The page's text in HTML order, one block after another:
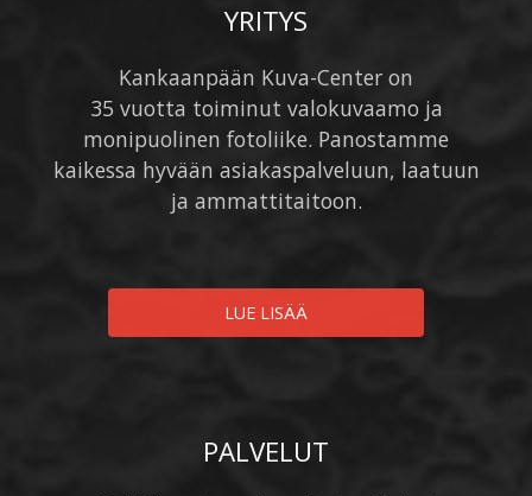
YRITYS
Kankaanpään Kuva-Center on
35 vuotta toiminut valokuvaamo ja
monipuolinen fotoliike. Panostamme
kaikessa hyvään asiakaspalveluun, laatuun
ja ammattitaitoon.
LUE LISÄÄ
PALVELUT